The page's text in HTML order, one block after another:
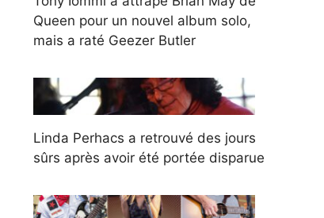
Queen pour un nouvel album solo,
mais a raté Geezer Butler
Linda Perhacs a retrouvé des jours
sûrs après avoir été portée disparue